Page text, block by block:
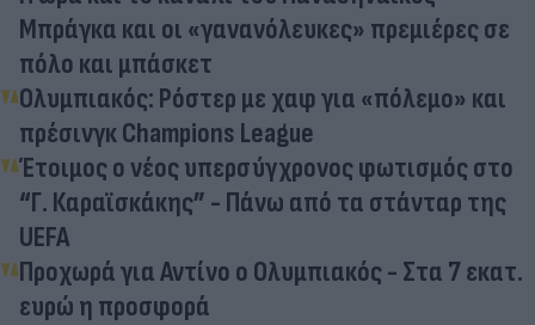
Μπράγκα και οι «γανανόλευκες» πρεμιέρες σε
πόλο και μπάσκετ
Ολυμπιακός: Ρόστερ με χαφ για «πόλεμο» και
πρέσινγκ Champions League
Έτοιμος ο νέος υπερσύγχρονος φωτισμός στο
“Γ. Καραϊσκάκης” - Πάνω από τα στάνταρ της
UEFA
Προχωρά για Αντίνο ο Ολυμπιακός - Στα 7 εκατ.
ευρώ η προσφορά